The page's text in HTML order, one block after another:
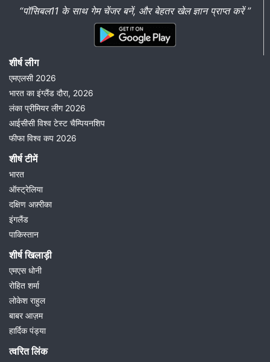
“पॉसिबल11 के साथ गेम चेंजर बनें, और बेहतर खेल ज्ञान प्राप्त करें ”
शीर्ष लीग
एमएलसी 2026
भारत का इंग्लैंड दौरा, 2026
लंका प्रीमियर लीग 2026
आईसीसी विश्व टेस्ट चैम्पियनशिप
फीफा विश्व कप 2026
शीर्ष टीमें
भारत
ऑस्ट्रेलिया
दक्षिण अफ़्रीका
इंगलैंड
पाकिस्तान
शीर्ष खिलाड़ी
एमएस धोनी
रोहित शर्मा
लोकेश राहुल
बाबर आज़म
हार्दिक पंड्या
त्वरित लिंक